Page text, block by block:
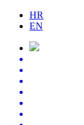
HR
EN